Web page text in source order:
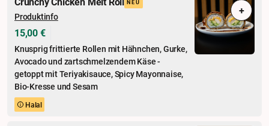
NEU
Produktinfo
15,00 €
Knusprig frittierte Rollen mit Hähnchen, Gurke,
Avocado und zartschmelzendem Käse -
getoppt mit Teriyakisauce, Spicy Mayonnaise,
Bio-Kresse und Sesam
Halal
+